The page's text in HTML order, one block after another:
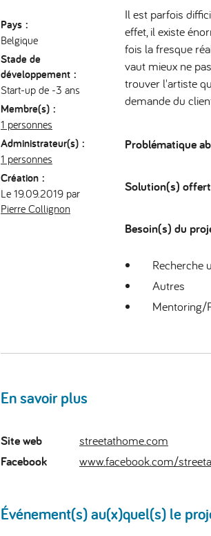
Pays :
Belgique
Stade de
développement :
Start-up de -3 ans
Membre(s) :
1 personnes
Administrateur(s) :
1 personnes
Création :
Le 19.09.2019 par
Pierre Collignon
Il est parfois
effet, il existe
fois la fresque
vaut mieux ne
trouver l'artiste
demande du
Problématique
Solution(s)
Besoin(s) du
Recherche
Autres
Mentoring/
En savoir plus
Site web
streetathome.com
Facebook
www.facebook.com/
Événement(s) au(x)quel(s) le